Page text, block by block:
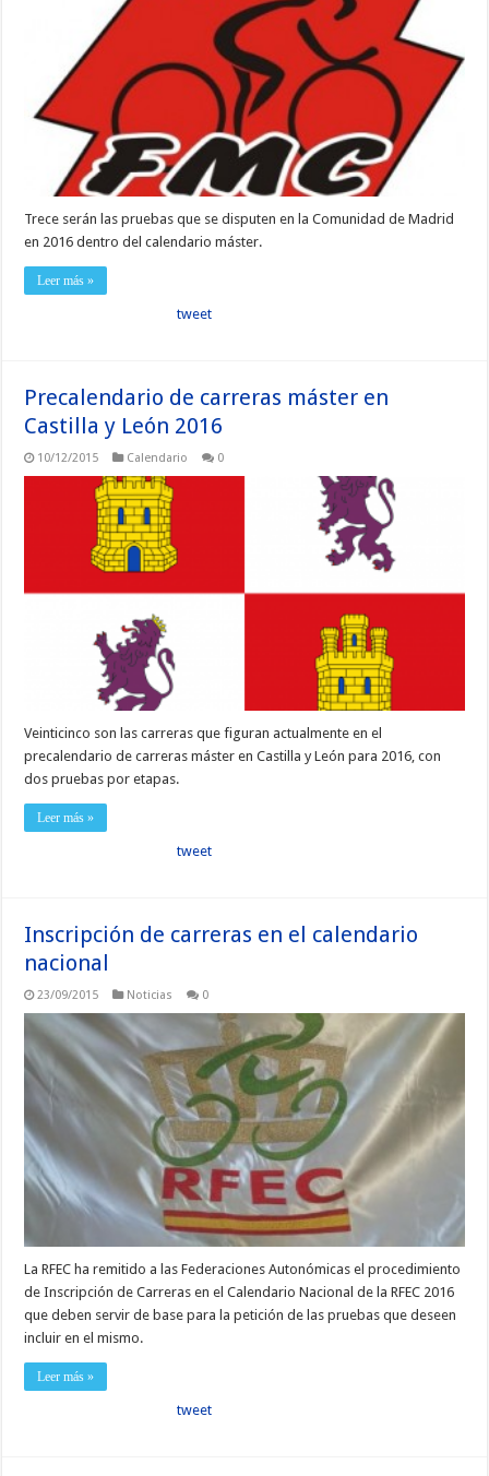
Trece serán las pruebas que se disputen en la Comunidad de Madrid
en 2016 dentro del calendario máster.
Leer más »
tweet
Precalendario de carreras máster en
Castilla y León 2016
10/12/2015 Calendario 0
Veinticinco son las carreras que figuran actualmente en el
precalendario de carreras máster en Castilla y León para 2016, con
dos pruebas por etapas.
Leer más »
tweet
Inscripción de carreras en el calendario
nacional
23/09/2015 Noticias 0
La RFEC ha remitido a las Federaciones Autonómicas el procedimiento
de Inscripción de Carreras en el Calendario Nacional de la RFEC 2016
que deben servir de base para la petición de las pruebas que deseen
incluir en el mismo.
Leer más »
tweet